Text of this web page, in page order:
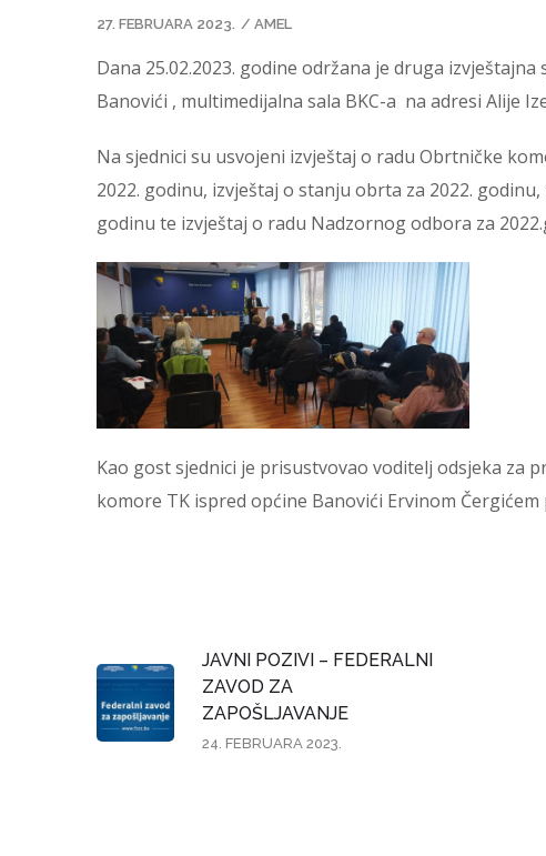
27. FEBRUARA 2023. / AMEL
Dana 25.02.2023. godine održana je druga
Banovići , multimedijalna sala BKC-a na adresi Alije
Na sjednici su usvojeni izvještaj o radu Obrtničke
2022. godinu, izvještaj o stanju obrta za 2022.
godinu te izvještaj o radu Nadzornog odbora za
Kao gost sjednici je prisustvovao voditelj odsjeka za
komore TK ispred općine Banovići Ervinom
JAVNI POZIVI – FEDERALNI
ZAVOD ZA
ZAPOŠLJAVANJE
24. FEBRUARA 2023.